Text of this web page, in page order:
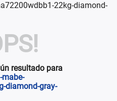
22kg-diamond-
resultado para
mabe-
diamond-gray-